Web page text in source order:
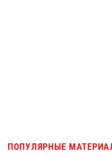
ПОПУЛЯРНЫЕ